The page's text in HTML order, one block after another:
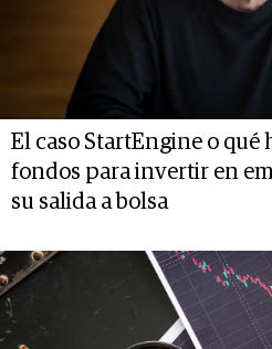
El caso StartEngine o qué
fondos para invertir en
su salida a bolsa